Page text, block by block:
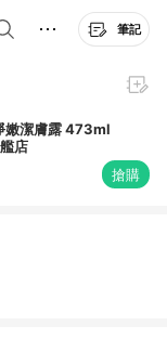
筆記
嫩潔膚露 473ml
店
搶購